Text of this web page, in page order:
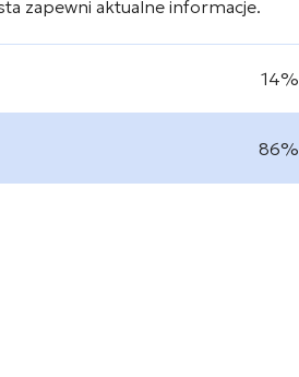
zapewni aktualne informacje.
14%
86%